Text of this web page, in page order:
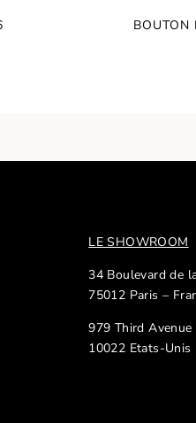
BOUTON
LE SHOWROOM
34 Boulevard de
75012 Paris –
979 Third Avenue
10022 Etats-Unis